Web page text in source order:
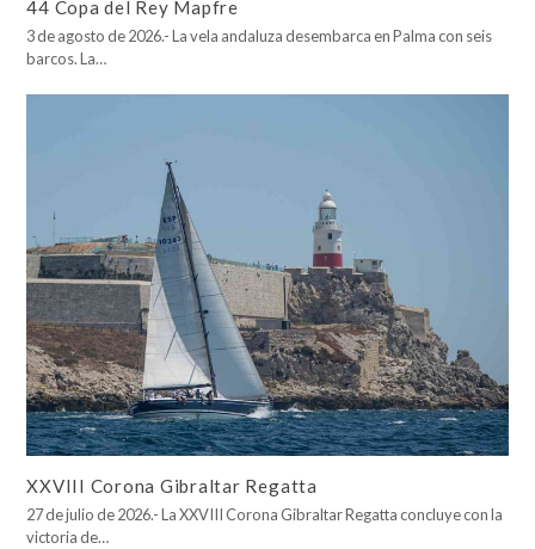
44 Copa del Rey Mapfre
3 de agosto de 2026.- La vela andaluza desembarca en Palma con seis
barcos. La…
XXVIII Corona Gibraltar Regatta
27 de julio de 2026.- La XXVIII Corona Gibraltar Regatta concluye con la
victoria de…